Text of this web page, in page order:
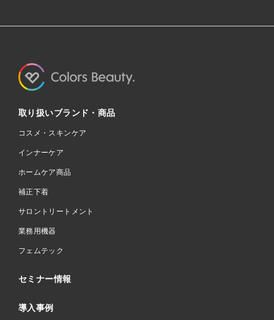
取り扱いブランド・商品
コスメ・スキンケア
インナーケア
ホームケア商品
補正下着
サロントリートメント
業務用機器
フェムテック
セミナー情報
導入事例